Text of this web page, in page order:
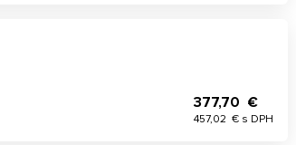
377,70 €
457,02 € s DPH